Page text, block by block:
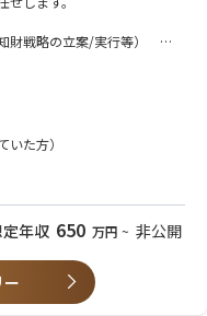
います。
でくれる意欲ある技術者を
と、飛行安全を両立する必
す。
社並びにGeneralElectric
発実績を有します。
れまでの研究・実機開発で
フサイクル全体に関わる業務
盛り込んで、上記製品の開
。
ルな特殊資産の設計開発の実
財戦略の立案/実行等）
願を行うべき発明の発見
知的財産権の維持/管理
）
た方）
発業務経験
年収 650 万円 ~ 非公開